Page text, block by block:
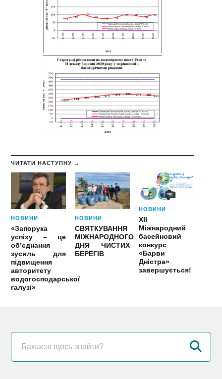
ЧИТАТИ НАСТУПНУ →
НОВИНИ
«Запорука
успіху – це
об’єднання
зусиль для
підвищення
авторитету
водогосподарської
галузі»
НОВИНИ
СВЯТКУВАННЯ
МІЖНАРОДНОГО
ДНЯ ЧИСТИХ
БЕРЕГІВ
НОВИНИ
ХІІ
Міжнародний
басейновий
конкурс
«Барви
Дністра»
завершується!